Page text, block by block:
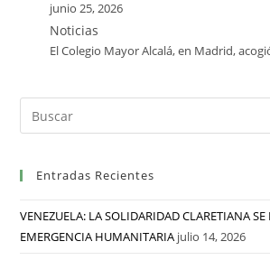
junio 25, 2026
Noticias
El Colegio Mayor Alcalá, en Madrid,
Entradas Recientes
VENEZUELA: LA SOLIDARIDAD CLARETIANA
EMERGENCIA HUMANITARIA julio 14, 2026